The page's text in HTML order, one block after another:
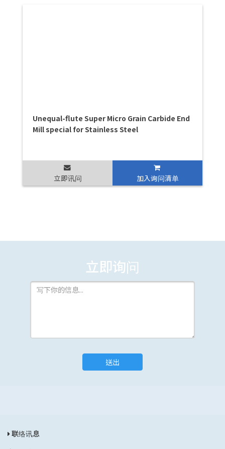
Unequal-flute Super Micro Grain Carbide End
Mill special for Stainless Steel
立即讯问 加入询问清单
立即询问
送出
联络讯息